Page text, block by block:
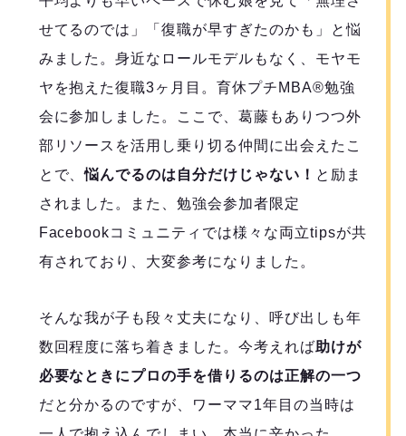
せてるのでは」「復職が早すぎたのかも」と悩
みました。身近なロールモデルもなく、モヤモ
ヤを抱えた復職3ヶ月目。育休プチMBA®︎勉強
会に参加しました。ここで、葛藤もありつつ外
部リソースを活用し乗り切る仲間に出会えたこ
とで、悩んでるのは自分だけじゃない！ と励ま
されました。また、勉強会参加者限定
Facebookコミュニティでは様々な両立tipsが共
有されており、大変参考になりました。
そんな我が子も段々丈夫になり、呼び出しも年
数回程度に落ち着きました。今考えれば助けが
必要なときにプロの手を借りるのは正解の一つ
だと分かるのですが、ワーママ1年目の当時は